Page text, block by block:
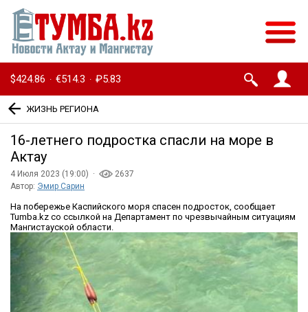
$424.86 · €514.3 · ₽5.83
ЖИЗНЬ РЕГИОНА
16-летнего подростка спасли на море в
Актау
4 Июля 2023 (19:00) ·
2637
Автор: Эмир Сарин
На побережье Каспийского моря спасен подросток, сообщает
Tumba.kz со ссылкой на Департамент по чрезвычайным ситуациям
Мангистауской области.